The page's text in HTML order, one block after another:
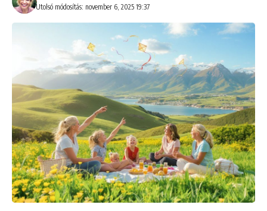
Utolsó módosítás: november 6, 2025 19:37